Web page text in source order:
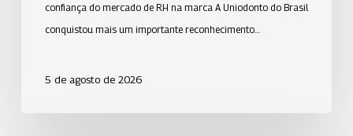
confiança do mercado de RH na marca A Uniodonto do Brasil
conquistou mais um importante reconhecimento…
5 de agosto de 2026